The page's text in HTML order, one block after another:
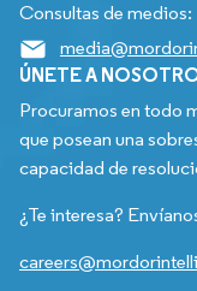
Consultas de medios:
ÚNETE A
Procuramos en todo
que posean una
capacidad de
¿Te interesa?